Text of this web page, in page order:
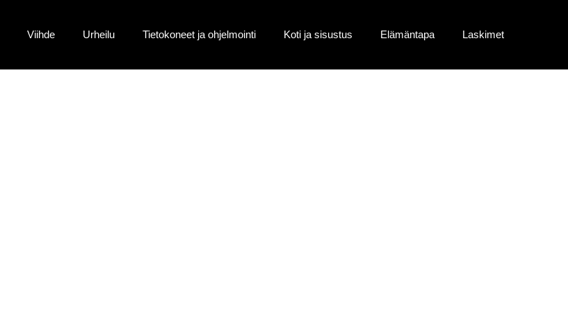
Viihde Urheilu Tietokoneet ja ohjelmointi Koti ja sisustus Elämäntapa Laskimet